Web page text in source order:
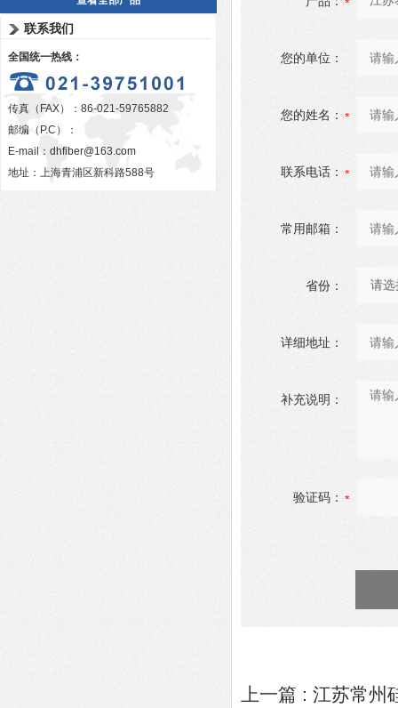
联系我们
全国统一热线：
传真（FAX）：86-021-59765882
邮编（P.C）：
E-mail： dhfiber@163.com
地址：上海青浦区新科路588号
您的单位：
您的姓名：
联系电话：
常用邮箱：
省份：
详细地址：
补充说明：
验证码：
上一篇 : 江苏常州